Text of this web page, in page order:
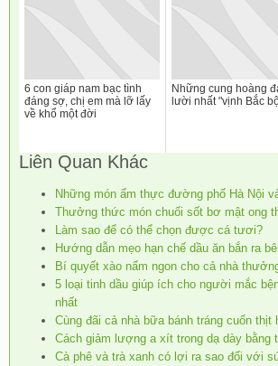
6 con giáp nam bạc tình
đáng sợ, chị em mà lỡ lấy
về khổ một đời
Những cung hoàng
lười nhất "vịnh Bắc
Liên Quan Khác
Những món ẩm thực đường phố Hà Nội
Thưởng thức món chuối sốt bơ mật ong
Làm sao để có thể chọn được cá tươi?
Hướng dẫn mẹo hạn chế dầu ăn bắn ra
Bí quyết xào nấm ngon cho cả nhà
5 loại tinh dầu giúp ích cho người mắc
nhất
Cùng đãi cả nhà bữa bánh tráng cuốn thịt
Cách giảm lượng a xít trong dạ dày bằng
Cà phê và trà xanh có lợi ra sao đối với